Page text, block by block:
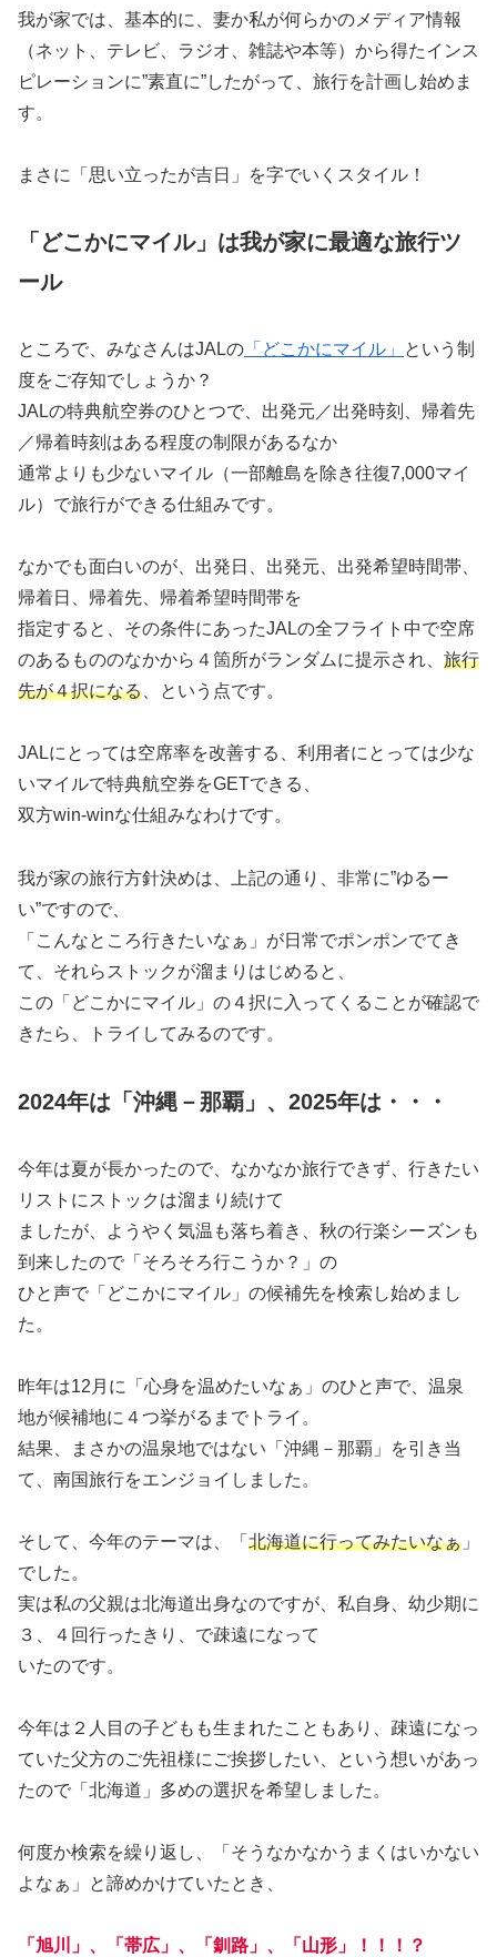
我が家では、基本的に、妻か私が何らかのメディア情報
（ネット、テレビ、ラジオ、雑誌や本等）から得たインス
ピレーションに”素直に”したがって、旅行を計画し始めま
す。
まさに「思い立ったが吉日」を字でいくスタイル！
「どこかにマイル」は我が家に最適な旅行ツ
ール
ところで、みなさんはJALの 「どこかにマイル」
という制
度をご存知でしょうか？
JALの特典航空券のひとつで、出発元／出発時刻、帰着先
／帰着時刻はある程度の制限があるなか
通常よりも少ないマイル（一部離島を除き往復7,000マイ
ル）で旅行ができる仕組みです。
なかでも面白いのが、出発日、出発元、出発希望時間帯、
帰着日、帰着先、帰着希望時間帯を
指定すると、その条件にあったJALの全フライト中で空席
のあるもののなかから４箇所がランダムに提示され、 旅行
先が４択になる 、という点です。
JALにとっては空席率を改善する、利用者にとっては少な
いマイルで特典航空券をGETできる、
双方win-winな仕組みなわけです。
我が家の旅行方針決めは、上記の通り、非常に”ゆるー
い”ですので、
「こんなところ行きたいなぁ」が日常でポンポンでてき
て、それらストックが溜まりはじめると、
この「どこかにマイル」の４択に入ってくることが確認で
きたら、トライしてみるのです。
2024年は「沖縄－那覇」、2025年は・・・
今年は夏が長かったので、なかなか旅行できず、行きたい
リストにストックは溜まり続けて
ましたが、ようやく気温も落ち着き、秋の行楽シーズンも
到来したので「そろそろ行こうか？」の
ひと声で「どこかにマイル」の候補先を検索し始めまし
た。
昨年は12月に「心身を温めたいなぁ」のひと声で、温泉
地が候補地に４つ挙がるまでトライ。
結果、まさかの温泉地ではない「沖縄－那覇」を引き当
て、南国旅行をエンジョイしました。
そして、今年のテーマは、「 北海道に行ってみたいなぁ 」
でした。
実は私の父親は北海道出身なのですが、私自身、幼少期に
３、４回行ったきり、で疎遠になって
いたのです。
今年は２人目の子どもも生まれたこともあり、疎遠になっ
ていた父方のご先祖様にご挨拶したい、という想いがあっ
たので「北海道」多めの選択を希望しました。
何度か検索を繰り返し、「そうなかなかうまくはいかない
よなぁ」と諦めかけていたとき、
「旭川」、「帯広」、「釧路」、「山形」！！！？